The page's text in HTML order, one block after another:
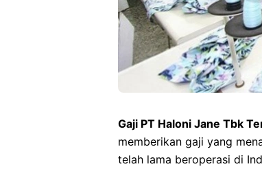
Gaji PT Haloni Jane Tbk
memberikan gaji yang
telah lama beroperasi di